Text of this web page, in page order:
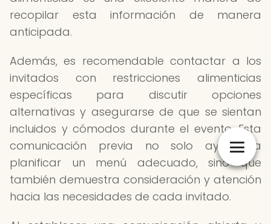
recopilar esta información de manera
anticipada.
Además, es recomendable contactar a los
invitados con restricciones alimenticias
específicas para discutir opciones
alternativas y asegurarse de que se sientan
incluidos y cómodos durante el evento. Esta
comunicación previa no solo ayuda a
planificar un menú adecuado, sino que
también demuestra consideración y atención
hacia las necesidades de cada invitado.